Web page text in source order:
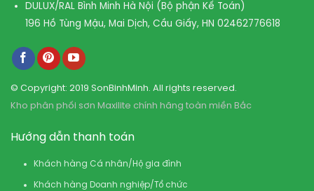
DULUX/RAL Bình Minh Hà Nội (Bộ phận Kế Toán)
196 Hồ Tùng Mậu, Mai Dịch, Cầu Giấy, HN 02462776618
© Copyright: 2019 SonBinhMinh. All rights reserved.
Kho phân phối sơn Maxilite chính hãng toàn miền Bắc
Hướng dẫn thanh toán
Khách hàng Cá nhân/Hộ gia đình
Khách hàng Doanh nghiệp/Tổ chức